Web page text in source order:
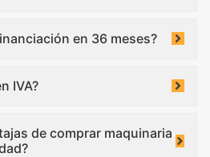
en 36 meses?
IVA?
de comprar maquinaria